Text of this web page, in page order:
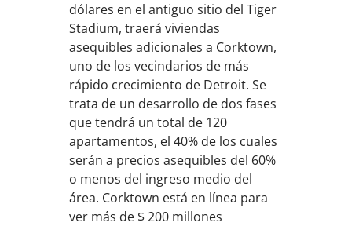
dólares en el antiguo sitio del Tiger
Stadium, traerá viviendas
asequibles adicionales a Corktown,
uno de los vecindarios de más
rápido crecimiento de Detroit. Se
trata de un desarrollo de dos fases
que tendrá un total de 120
apartamentos, el 40% de los cuales
serán a precios asequibles del 60%
o menos del ingreso medio del
área. Corktown está en línea para
ver más de $ 200 millones